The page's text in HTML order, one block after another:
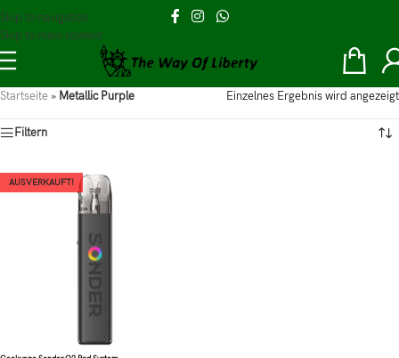
Skip to navigation
Skip to main content
Startseite » Metallic Purple Einzelnes Ergebnis wird angezeigt
Filtern
AUSVERKAUFT!